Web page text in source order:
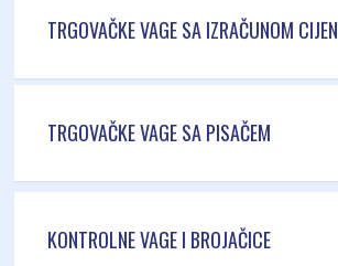
TRGOVAČKE VAGE SA IZRAČUNOM
TRGOVAČKE VAGE SA PISAČEM
KONTROLNE VAGE I BROJAČICE